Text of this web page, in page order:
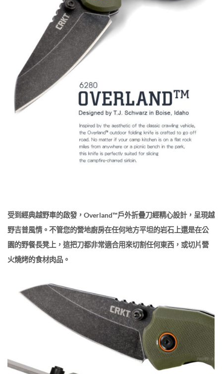
受到經典越野車的啟發，Overland™戶外折疊刀經精心設計，呈現越
野吉普風情。不管您的營地廚房在任何地方平坦的岩石上還是在公
園的野餐長凳上，這把刀都非常適合用來切割任何東西，或切片營
火燒烤的食材肉品。